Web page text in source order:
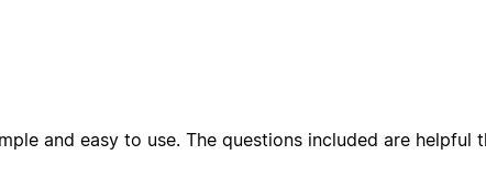
and easy to use. The questions included are helpful